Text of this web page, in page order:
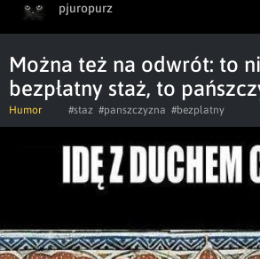
pjuropurz
Można też na odwrót: to
bezpłatny staż, to
Humor #staz #panszczyzna #bezplatny